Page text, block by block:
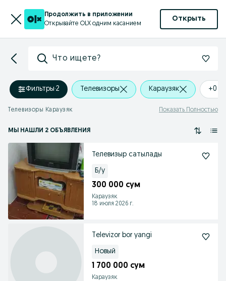
Продолжить в приложении
Открывайте OLX одним касанием
Открыть
Что ищете?
Фильтры·2 Телевизоры Караузяк +0
Телевизоры Караузяк Показать Полностью
МЫ НАШЛИ 2 ОБЪЯВЛЕНИЯ
Телевизыр сатылады
Б/у
300 000 сум
Караузяк
18 июля 2026 г.
Televizor bor yangi
Новый
1 700 000 сум
Караузяк